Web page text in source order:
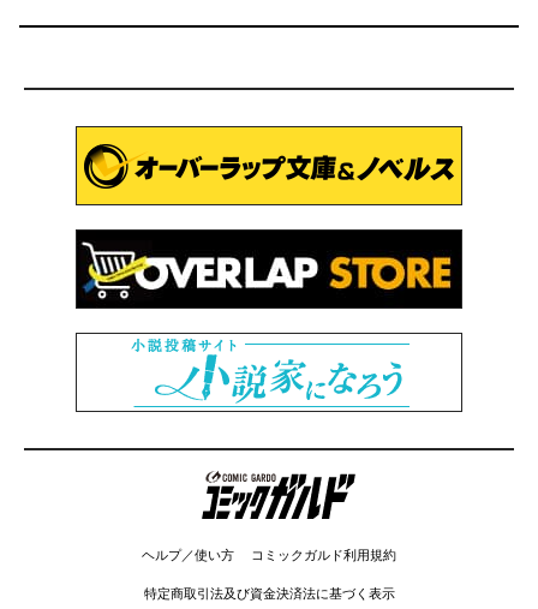
コミックガルド
ヘルプ／使い方 コミックガルド利用規約
特定商取引法及び資金決済法に基づく表示